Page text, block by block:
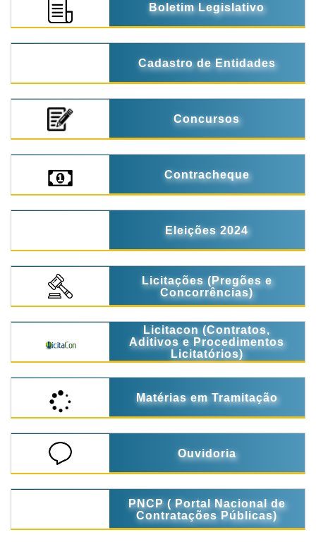
Boletim Legislativo
Cadastro de Entidades
Concursos
Contracheque
Eleições 2024
Licitações (Pregões e
Concorrências)
Licitacon (Contratos,
Aditivos e Procedimentos
Licitatórios)
Matérias em Tramitação
Ouvidoria
PNCP ( Portal Nacional de
Contratações Públicas)